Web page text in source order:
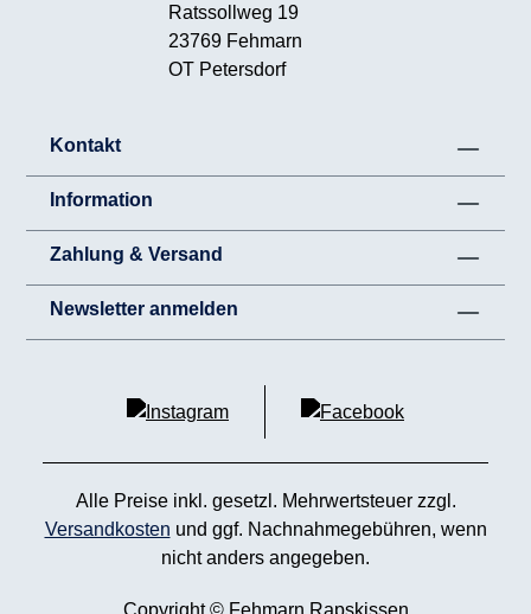
Ratssollweg 19
23769 Fehmarn
OT Petersdorf
Kontakt
Information
Zahlung & Versand
Newsletter anmelden
Alle Preise inkl. gesetzl. Mehrwertsteuer zzgl.
Versandkosten und ggf. Nachnahmegebühren, wenn
nicht anders angegeben.
Copyright © Fehmarn Rapskissen